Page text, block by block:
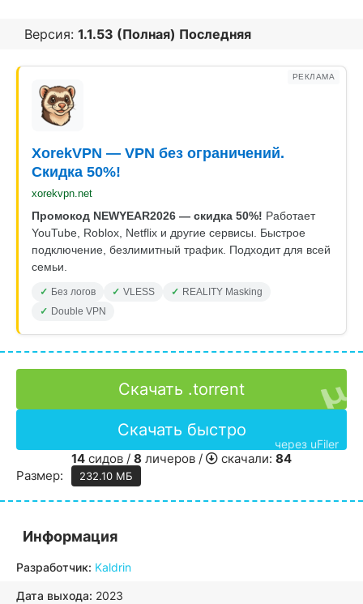
Версия: 1.1.53 (Полная) Последняя
РЕКЛАМА
XorekVPN — VPN без ограничений.
Скидка 50%!
xorekvpn.net
Промокод NEWYEAR2026 — скидка 50%! Работает
YouTube, Roblox, Netflix и другие сервисы. Быстрое
подключение, безлимитный трафик. Подходит для всей
семьи.
Без логов VLESS
REALITY Masking
Double VPN
Скачать .torrent
Скачать быстро
через uFiler
14 сидов / 8 личеров / скачали: 84
Размер:
232.10 МБ
Информация
Разработчик: Kaldrin
Дата выхода: 2023